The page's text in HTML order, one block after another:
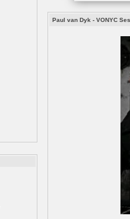
Paul van Dyk - VONYC